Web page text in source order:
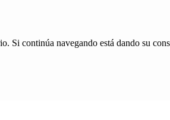
Si continúa navegando está dando su